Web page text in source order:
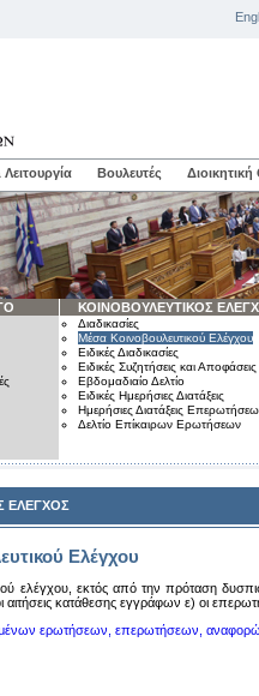
Βουλευτές
ΚΟΙΝΟΒΟΥΛΕΥΤΙΚΟΣ
Διαδικασίες
Μέσα Κοινοβουλευτικού Ελέγχου
Ειδικές Διαδικασίες
Ειδικές Συζητήσεις και Αποφάσεις
Εβδομαδιαίο Δελτίο
Ειδικές Ημερήσιες Διατάξεις
Ημερήσιες Διατάξεις
Δελτίο Επίκαιρων Ερωτήσεων
ΕΛΕΓΧΟΣ
Ελέγχου
ελέγχoυ, εκτός από την πρόταση
αιτήσεις κατάθεσης εγγράφων ε) oι
ερωτήσεων, επερωτήσεων,